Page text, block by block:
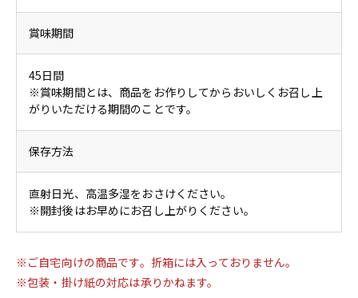
賞味期間
45日間
※賞味期間とは、商品をお作りしてからおいしくお召し上
がりいただける期間のことです。
保存方法
直射日光、高温多湿をおさけください。
※開封後はお早めにお召し上がりください。
※ご自宅向けの商品です。折箱には入っておりません。
※包装・掛け紙の対応は承りかねます。